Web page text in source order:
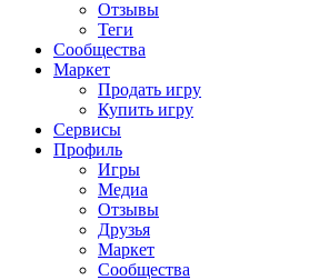
Отзывы
Теги
Сообщества
Маркет
Продать игру
Купить игру
Сервисы
Профиль
Игры
Медиа
Отзывы
Друзья
Маркет
Сообщества